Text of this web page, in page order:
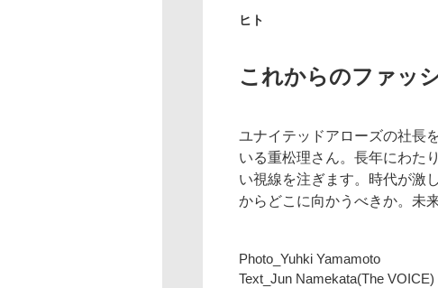
ヒト
これからのファッ
ユナイテッドアローズの社長
いる重松理さん。長年にわた
い視線を注ぎます。時代が激
からどこに向かうべきか。未
Photo_Yuhki Yamamoto
Text_Jun Namekata(The VOICE)